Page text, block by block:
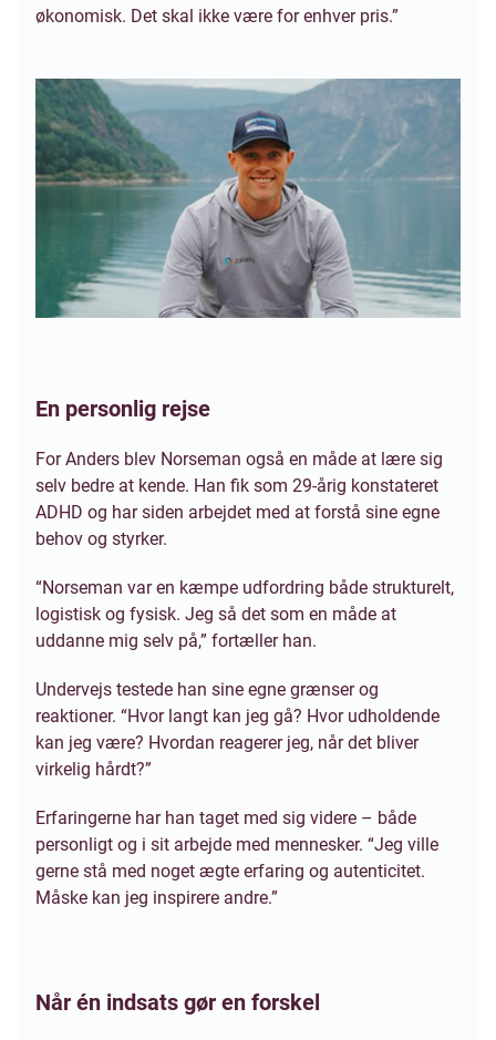
økonomisk. Det skal ikke være for enhver pris.”
En personlig rejse
For Anders blev Norseman også en måde at lære sig
selv bedre at kende. Han fik som 29-årig konstateret
ADHD og har siden arbejdet med at forstå sine egne
behov og styrker.
“Norseman var en kæmpe udfordring både strukturelt,
logistisk og fysisk. Jeg så det som en måde at
uddanne mig selv på,” fortæller han.
Undervejs testede han sine egne grænser og
reaktioner. “Hvor langt kan jeg gå? Hvor udholdende
kan jeg være? Hvordan reagerer jeg, når det bliver
virkelig hårdt?”
Erfaringerne har han taget med sig videre – både
personligt og i sit arbejde med mennesker. “Jeg ville
gerne stå med noget ægte erfaring og autenticitet.
Måske kan jeg inspirere andre.”
Når én indsats gør en forskel